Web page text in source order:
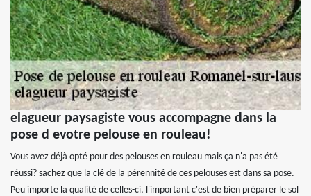
elagueur paysagiste vous accompagne dans la
pose d evotre pelouse en rouleau!
Vous avez déjà opté pour des pelouses en rouleau mais ça n'a pas été
réussi? sachez que la clé de la pérennité de ces pelouses est dans sa pose.
Peu importe la qualité de celles-ci, l'important c'est de bien préparer le sol